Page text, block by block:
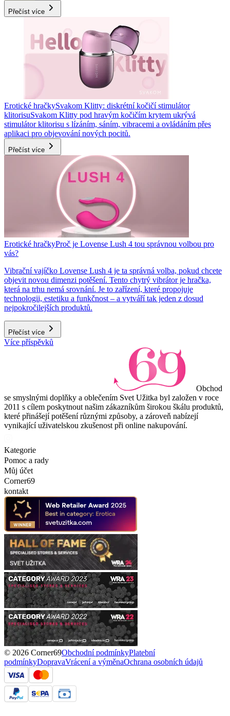
Přečíst více
Erotické hračkySvakom Klitty: diskrétní kočičí stimulátor
klitorisuSvakom Klitty pod hravým kočičím krytem ukrývá
stimulátor klitorisu s lízáním, sáním, vibracemi a ovládáním přes
aplikaci pro objevování nových pocitů.
Přečíst více
Erotické hračkyProč je Lovense Lush 4 tou správnou volbou pro
vás?
Vibrační vajíčko Lovense Lush 4 je ta správná volba, pokud chcete
objevit novou dimenzi potěšení. Tento chytrý vibrátor je hračka,
která na trhu nemá srovnání. Je to zařízení, které propojuje
technologii, estetiku a funkčnost – a vytváří tak jeden z dosud
nejpokročilejších produktů.
Přečíst více
Více příspěvků
Obchod
se smyslnými doplňky a oblečením Svet Užitka byl založen v roce
2011 s cílem poskytnout našim zákazníkům širokou škálu produktů,
které přinášejí potěšení různými způsoby, a zároveň nabízejí
vynikající uživatelskou zkušenost při online nakupování.
Kategorie
Pomoc a rady
Můj účet
Corner69
kontakt
© 2026 Corner69Obchodní podmínkyPlatební
podmínkyDopravaVrácení a výměnaOchrana osobních údajů